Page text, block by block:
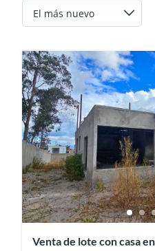
Venta de lote con casa